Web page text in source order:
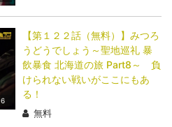
【第１２２話（無料）】みつろ
うどうでしょう～聖地巡礼 暴
飲暴食 北海道の旅 Part8～ 負
けられない戦いがここにもあ
る！
無料